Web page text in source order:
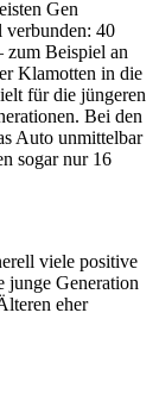
Gen
verbunden: 40
zum Beispiel an
Klamotten in die
für die jüngeren
Bei den
Auto unmittelbar
sogar nur 16
viele positive
junge Generation
eher